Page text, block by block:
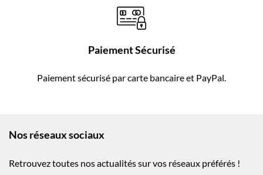
Paiement Sécurisé
Paiement sécurisé par carte bancaire et PayPal.
Nos réseaux sociaux
Retrouvez toutes nos actualités sur vos réseaux préférés !